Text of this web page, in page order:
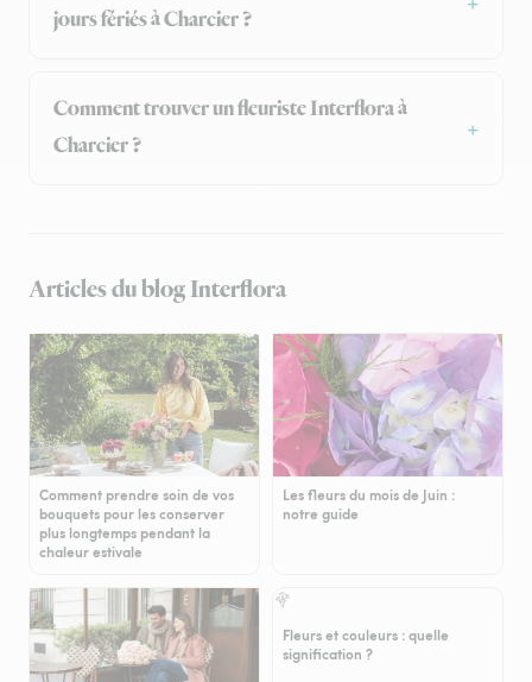
jours fériés à Charcier ?
Comment trouver un fleuriste Interflora à
Charcier ?
Articles du blog Interflora
Comment prendre soin de vos
bouquets pour les conserver
plus longtemps pendant la
chaleur estivale
Les fleurs du mois de Juin :
notre guide
Fleurs et couleurs : quelle
signification ?